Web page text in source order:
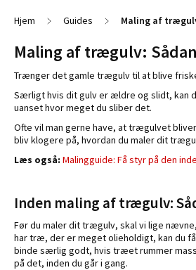
Hjem Guides Maling af
Maling af trægulv:
Trænger det gamle trægulv til at blive
Særligt hvis dit gulv er ældre og slidt, kan
uanset hvor meget du sliber det.
Ofte vil man gerne have, at trægulvet
bliv klogere på, hvordan du maler dit
Læs også: Malingguide: Få styr på den
Inden maling af trægulv:
Før du maler dit trægulv, skal vi lige
har træ, der er meget olieholdigt, kan du
binde særlig godt, hvis træet rummer
på det, inden du går i gang.